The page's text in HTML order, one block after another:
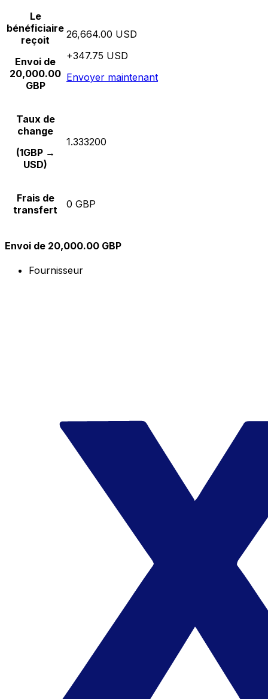
Le
bénéficiaire
reçoit
Envoi de
20,000.00
GBP
26,664.00 USD
+347.75 USD
Envoyer maintenant
Taux de
change
(1GBP →
USD)
1.333200
Frais de
transfert
0 GBP
Envoi de 20,000.00 GBP
Fournisseur